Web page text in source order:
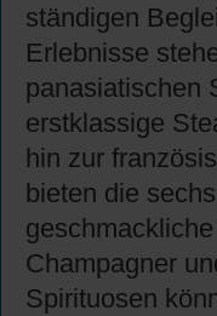
ständigen
Erlebnisse
panasiatischen
erstklassige
hin zur
bieten die
Champagner
Spirituosen